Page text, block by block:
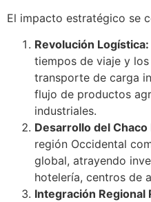
El impacto estratégico se
Revolución Logística:
tiempos de viaje y
transporte de carga
flujo de productos
industriales.
Desarrollo del Chaco
región Occidental
global, atrayendo
hotelería, centros de
Integración Regional